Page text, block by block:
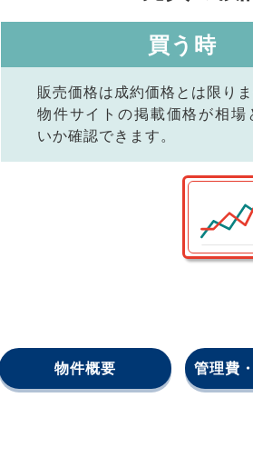
買う時
販売価格は成約価格とは限りま
物件サイトの掲載価格が相場
いか確認できます。
物件概要 管理費